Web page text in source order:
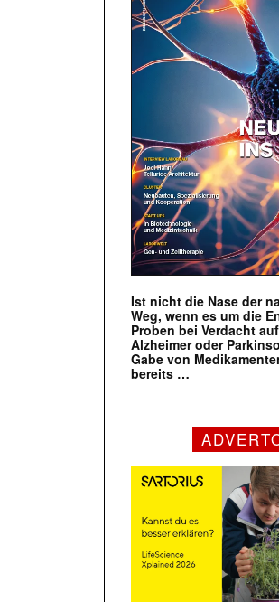
Ist nicht die Nase der
Weg, wenn es um die
Proben bei Verdacht
Alzheimer oder
Gabe von
bereits …